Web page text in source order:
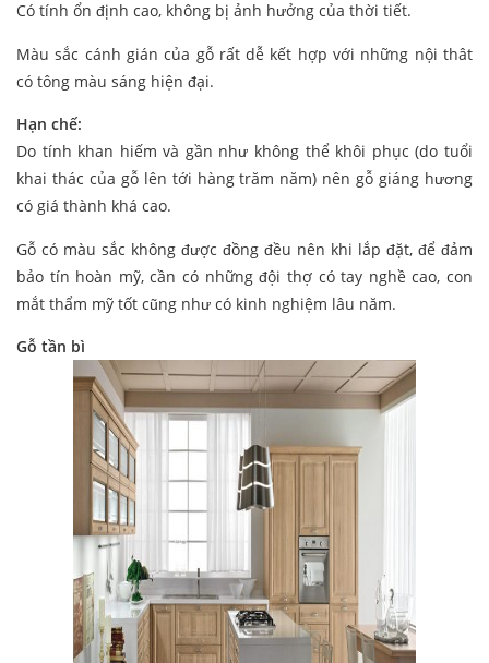
Có tính ổn định cao, không bị ảnh hưởng của thời tiết.
Màu sắc cánh gián của gỗ rất dễ kết hợp với những nội thât
có tông màu sáng hiện đại.
Hạn chế:
Do tính khan hiếm và gần như không thể khôi phục (do tuổi
khai thác của gỗ lên tới hàng trăm năm) nên gỗ giáng hương
có giá thành khá cao.
Gỗ có màu sắc không được đồng đều nên khi lắp đặt, để đảm
bảo tín hoàn mỹ, cần có những đội thợ có tay nghề cao, con
mắt thẩm mỹ tốt cũng như có kinh nghiệm lâu năm.
Gỗ tần bì